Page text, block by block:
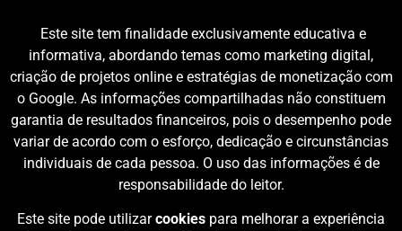
Este site tem finalidade exclusivamente educativa e
informativa, abordando temas como marketing digital,
criação de projetos online e estratégias de monetização com
o Google. As informações compartilhadas não constituem
garantia de resultados financeiros, pois o desempenho pode
variar de acordo com o esforço, dedicação e circunstâncias
individuais de cada pessoa. O uso das informações é de
responsabilidade do leitor.
Este site pode utilizarcookies para melhorar a experiência